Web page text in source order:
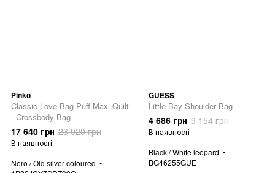
Pinko
Classic Love Bag Puff Maxi Quilt
- Crossbody Bag
17 640 грн 23 920 грн
В наявності
Nero / Old silver-coloured
GUESS
Little Bay Shoulder Bag
4 686 грн 9 154 грн
В наявності
Black / White leopard
BG46255GUE